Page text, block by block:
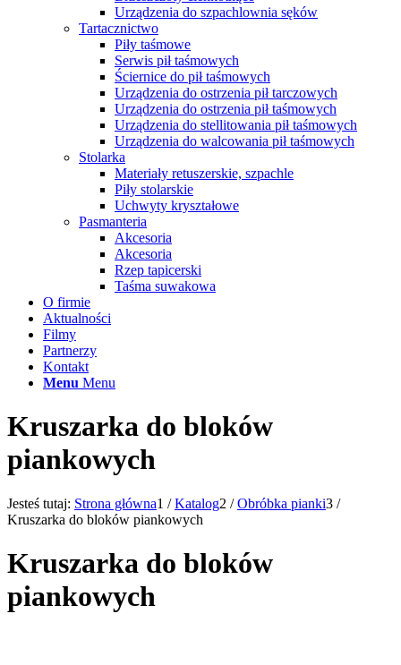
Urządzenia do szpachlownia sęków
Tartacznictwo
Piły taśmowe
Serwis pił taśmowych
Ściernice do pił taśmowych
Urządzenia do ostrzenia pił tarczowych
Urządzenia do ostrzenia pił taśmowych
Urządzenia do stellitowania pił taśmowych
Urządzenia do walcowania pił taśmowych
Stolarka
Materiały retuszerskie, szpachle
Piły stolarskie
Uchwyty kryształowe
Pasmanteria
Akcesoria
Akcesoria
Rzep tapicerski
Taśma suwakowa
O firmie
Aktualności
Filmy
Partnerzy
Kontakt
Menu Menu
Kruszarka do bloków
piankowych
Jesteś tutaj: Strona główna1 / Katalog2 / Obróbka pianki3 /
Kruszarka do bloków piankowych
Kruszarka do bloków
piankowych